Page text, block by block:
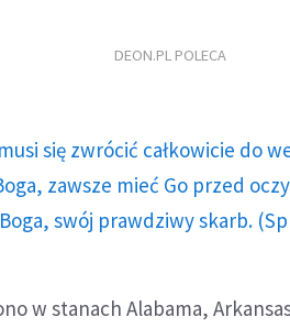
DEON.PL POLECA
się zwrócić całkowicie do
zawsze mieć Go przed
swój prawdziwy skarb.
w stanach Alabama,